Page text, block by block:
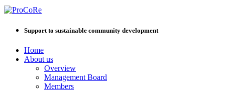
Support to sustainable community development
Home
About us
Overview
Management Board
Members